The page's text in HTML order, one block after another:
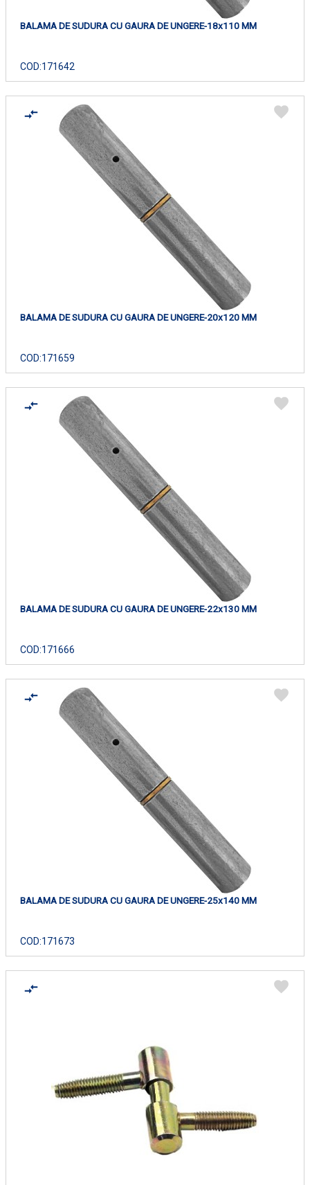
BALAMA DE SUDURA CU GAURA DE UNGERE-18x110 MM
COD:171642
BALAMA DE SUDURA CU GAURA DE UNGERE-20x120 MM
COD:171659
BALAMA DE SUDURA CU GAURA DE UNGERE-22x130 MM
COD:171666
BALAMA DE SUDURA CU GAURA DE UNGERE-25x140 MM
COD:171673